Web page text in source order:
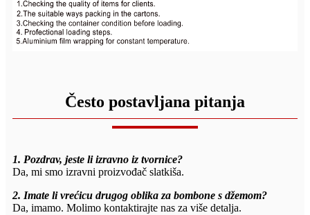
Često postavljana pitanja
1. Pozdrav, jeste li izravno iz tvornice?
Da, mi smo izravni proizvođač slatkiša.
2. Imate li vrećicu drugog oblika za bombone s džemom?
Da, imamo. Molimo kontaktirajte nas za više detalja.